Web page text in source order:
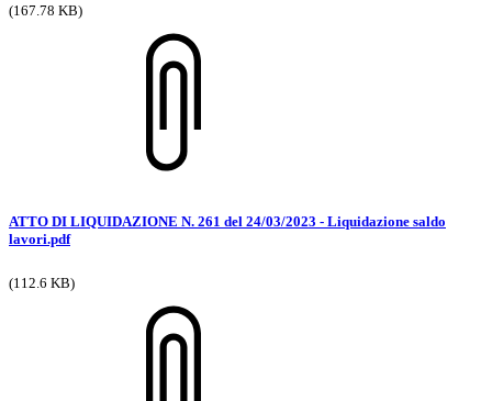
(167.78 KB)
ATTO DI LIQUIDAZIONE N. 261 del 24/03/2023 - Liquidazione saldo
lavori.pdf
(112.6 KB)